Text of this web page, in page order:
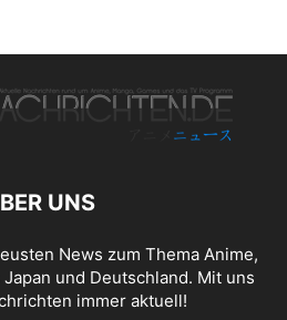
UNS
News zum Thema Anime,
und Deutschland. Mit uns
immer aktuell!